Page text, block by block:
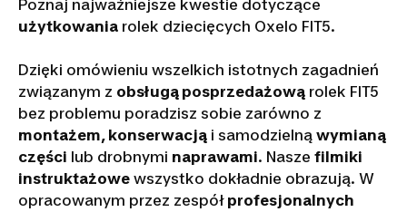
Poznaj najważniejsze kwestie dotyczące
użytkowania rolek dziecięcych Oxelo FIT5.
Dzięki omówieniu wszelkich istotnych zagadnień
związanym z obsługą posprzedażową rolek FIT5
bez problemu poradzisz sobie zarówno z
montażem, konserwacją i samodzielną wymianą
części lub drobnymi naprawami. Nasze filmiki
instruktażowe wszystko dokładnie obrazują. W
opracowanym przez zespół profesjonalnych